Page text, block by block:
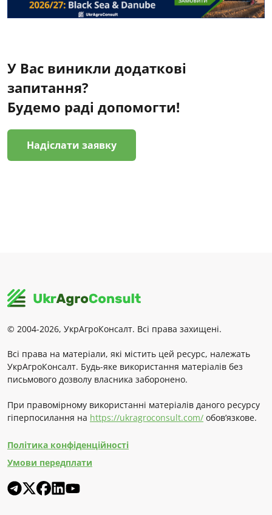
У Вас виникли додаткові
запитання?
Будемо раді допомогти!
Надіслати заявку
© 2004-2026, УкрАгроКонсалт. Всі права захищені.
Всі права на матеріали, які містить цей ресурс, належать
УкрАгроКонсалт. Будь-яке використання матеріалів без
письмового дозволу власника заборонено.
При правомірному використанні матеріалів даного ресурсу
гіперпосилання на https://ukragroconsult.com/ обов’язкове.
Політика конфіденційності
Умови передплати